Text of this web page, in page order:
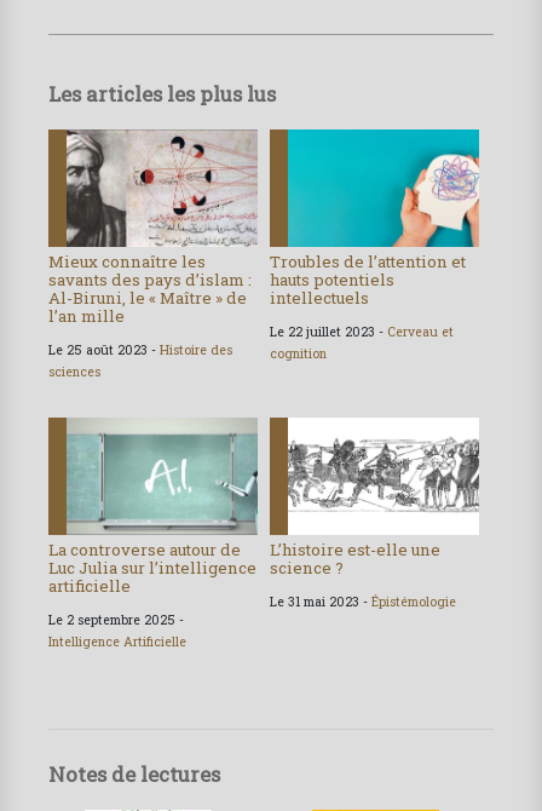
Les articles les plus lus
Mieux connaître les
savants des pays d’islam :
Al-Biruni, le « Maître » de
l’an mille
Le 25 août 2023 - Histoire des
sciences
Troubles de l’attention et
hauts potentiels
intellectuels
Le 22 juillet 2023 - Cerveau et
cognition
La controverse autour de
Luc Julia sur l’intelligence
artificielle
Le 2 septembre 2025 -
Intelligence Artificielle
L’histoire est-elle une
science ?
Le 31 mai 2023 - Épistémologie
Notes de lectures